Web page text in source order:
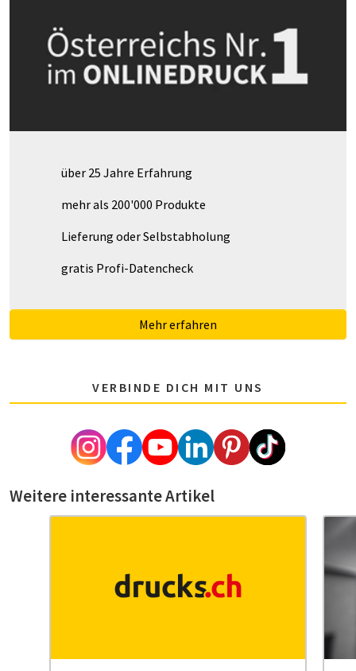
über 25 Jahre Erfahrung
mehr als 200'000 Produkte
Lieferung oder Selbstabholung
gratis Profi-Datencheck
Mehr erfahren
VERBINDE DICH MIT UNS
Weitere interessante Artikel